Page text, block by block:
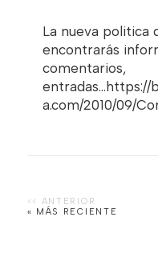
La nueva politica
encontrarás
comentarios,
entradas...https://
a.com/2010/09/
« MÁS RECIENTE